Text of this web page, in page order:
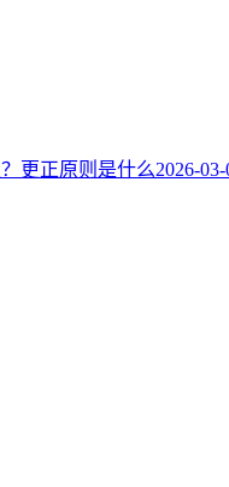
更正原则是什么2026-03-